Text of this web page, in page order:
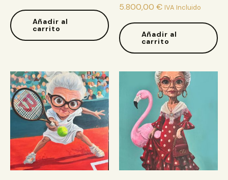
Añadir al
carrito
5.800,00 € IVA Incluido
Añadir al
carrito